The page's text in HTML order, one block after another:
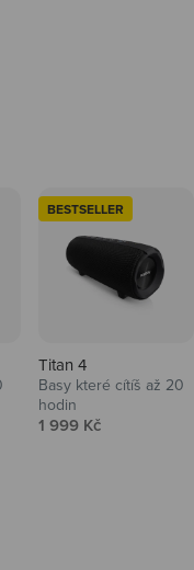
BESTSELLER
Titan 4
Basy které cítíš až 20
hodin
Prodejní cena
1 999 Kč